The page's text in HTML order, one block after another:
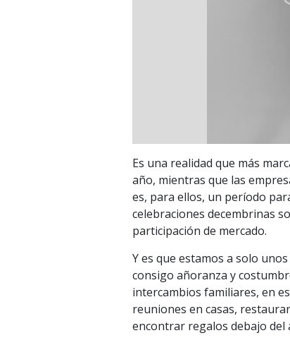
Es una realidad que más
año, mientras que las
es, para ellos, un período
celebraciones decembrinas
participación de mercado.
Y es que estamos a solo
consigo añoranza y
intercambios familiares, en
reuniones en casas,
encontrar regalos debajo